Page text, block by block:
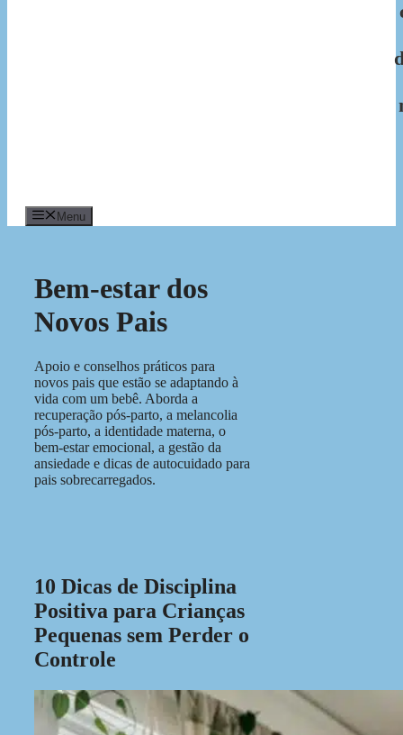
Menu
Bem-estar dos
Novos Pais
Apoio e conselhos práticos para
novos pais que estão se adaptando à
vida com um bebê. Aborda a
recuperação pós-parto, a melancolia
pós-parto, a identidade materna, o
bem-estar emocional, a gestão da
ansiedade e dicas de autocuidado para
pais sobrecarregados.
10 Dicas de Disciplina
Positiva para Crianças
Pequenas sem Perder o
Controle